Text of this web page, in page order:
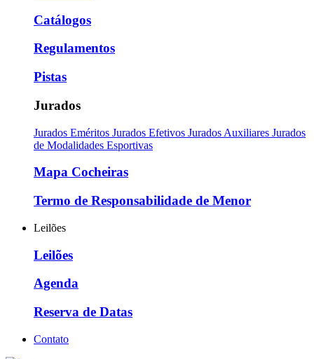
Catálogos
Regulamentos
Pistas
Jurados
Jurados Eméritos Jurados Efetivos Jurados Auxiliares Jurados
de Modalidades Esportivas
Mapa Cocheiras
Termo de Responsabilidade de Menor
Leilões
Leilões
Agenda
Reserva de Datas
Contato